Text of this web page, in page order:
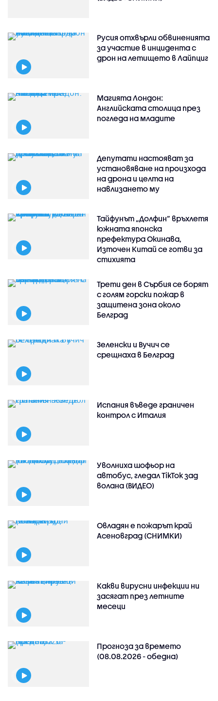
Русия отхвърли обвиненията
за участие в инцидента с
дрон на летището в Лайпциг
Магията Лондон:
Английската столица през
погледа на младите
Депутати настояват за
установяване на произхода
на дрона и целта на
навлизането му
Тайфунът „Долфин” връхлетя
южната японска
префектура Окинава,
Източен Китай се готви за
стихията
Трети ден в Сърбия се борят
с голям горски пожар в
защитена зона около
Белград
Зеленски и Вучич се
срещнаха в Белград
Испания въведе граничен
контрол с Италия
Уволниха шофьор на
автобус, гледал TikTok зад
волана (ВИДЕО)
Овладян е пожарът край
Асеновград (СНИМКИ)
Какви вирусни инфекции ни
засягат през летните
месеци
Прогноза за времето
(08.08.2026 - обедна)